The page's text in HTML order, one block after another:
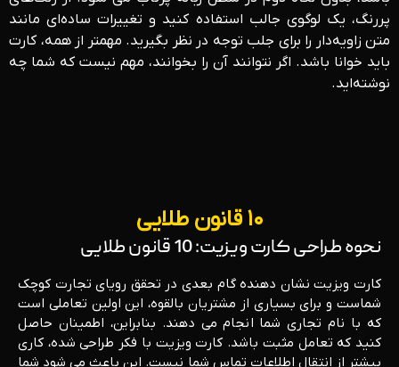
پررنگ، یک لوگوی جالب استفاده کنید و تغییرات ساده‌ای مانند
متن زاویه‌دار را برای جلب توجه در نظر بگیرید. مهمتر از همه، کارت
باید خوانا باشد. اگر نتوانند آن را بخوانند، مهم نیست که شما چه
نوشته‌اید.
۱۰ قانون طلایی
نحوه طراحی کارت ویزیت: 10 قانون طلایی
کارت ویزیت نشان دهنده گام بعدی در تحقق رویای تجارت کوچک
شماست و برای بسیاری از مشتریان بالقوه، این اولین تعاملی است
که با نام تجاری شما انجام می دهند. بنابراین، اطمینان حاصل
کنید که تعامل مثبت باشد. کارت ویزیت با فکر طراحی شده، کاری
بیشتر از انتقال اطلاعات تماس شما نیست. این باعث می شود شما